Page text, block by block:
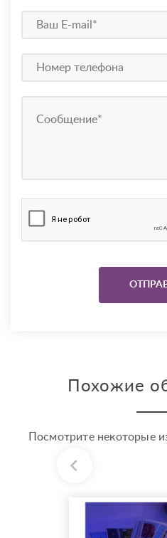
Похожие
Посмотрите некоторые